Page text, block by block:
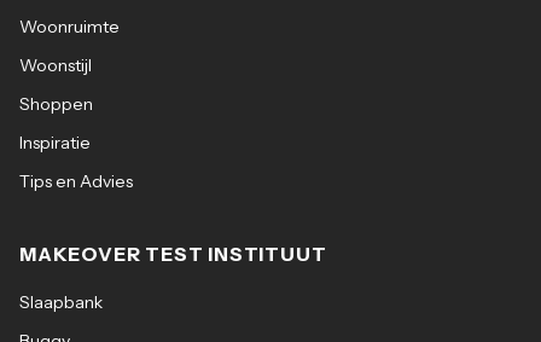
Woonruimte
Woonstijl
Shoppen
Inspiratie
Tips en Advies
MAKEOVER TEST INSTITUUT
Slaapbank